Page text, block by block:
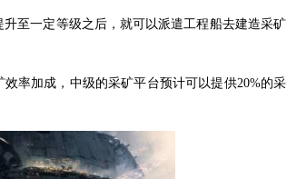
至一定等级之后，就可以派遣工程船去建造采矿
率加成，中级的采矿平台预计可以提供20%的采